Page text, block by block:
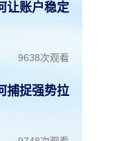
让账户稳定
9638次观看
捕捉强势拉